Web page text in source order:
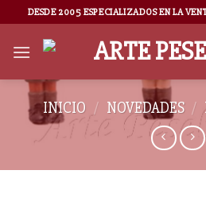
DESDE 2005 ESPECIALIZADOS EN LA
INICIO / NOVEDADES /